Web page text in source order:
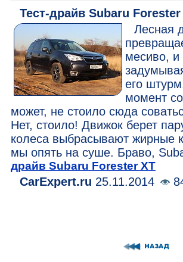
Тест-драйв Subaru Forester
Лесная
месиво,
его
момент
может, не стоило сюда
Нет, стоило! Движок берет
колеса выбрасывают жирные
мы опять на суше. Браво,
драйв Subaru Forester XT
CarExpert.ru 25.11.2014